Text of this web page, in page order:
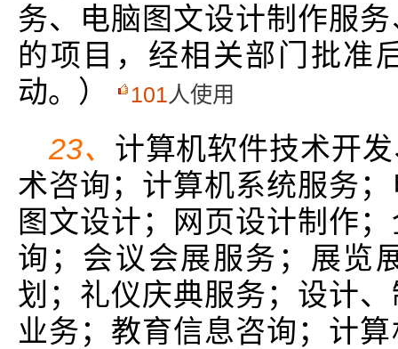
务、电脑图文设计制作服
的项目，经相关部门批准
动。）
101人使用
23、 计算机软件技术开
术咨询；计算机系统服务
图文设计；网页设计制作
询；会议会展服务；展览
划；礼仪庆典服务；设计
业务；教育信息咨询；计